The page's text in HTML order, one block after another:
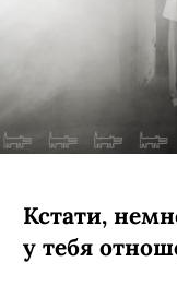
Кстати,
у тебя